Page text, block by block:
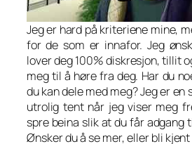
Jeg er hard på kriteriene mine,
for de som er innafor. Jeg
lover deg 100% diskresjon, tillit
meg til å høre fra deg. Har du
du kan dele med meg? Jeg er
utrolig tent når jeg viser meg
spre beina slik at du får adgang
Ønsker du å se mer, eller bli